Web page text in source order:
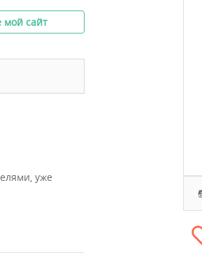
мой сайт
уже